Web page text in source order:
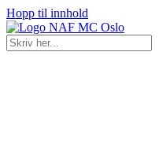
Hopp til innhold